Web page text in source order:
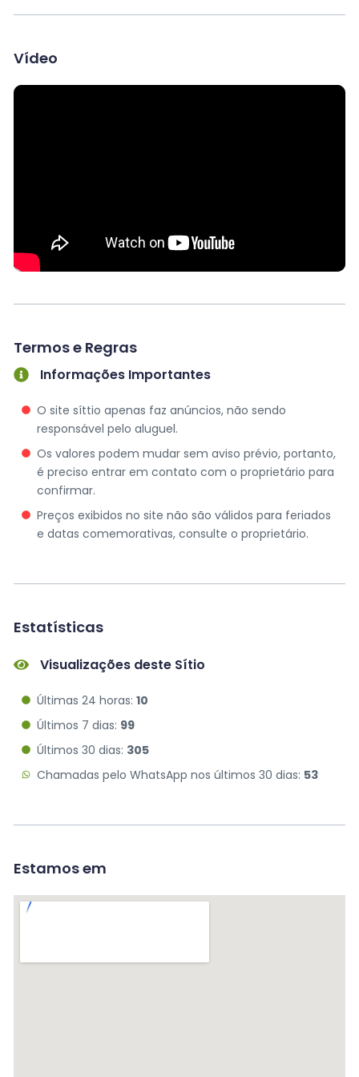
Vídeo
Termos e Regras
Informações Importantes
O site síttio apenas faz anúncios, não sendo
responsável pelo aluguel.
Os valores podem mudar sem aviso prévio, portanto,
é preciso entrar em contato com o proprietário para
confirmar.
Preços exibidos no site não são válidos para feriados
e datas comemorativas, consulte o proprietário.
Estatísticas
Visualizações deste Sítio
Últimas 24 horas: 10
Últimos 7 dias: 99
Últimos 30 dias: 305
Chamadas pelo WhatsApp nos últimos 30 dias: 53
Estamos em